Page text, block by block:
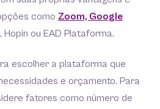
como Zoom, Google
ou EAD Plataforma.
escolher a plataforma que
e orçamento. Para
fatores como número de